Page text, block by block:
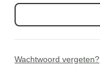
Wachtwoord vergeten?